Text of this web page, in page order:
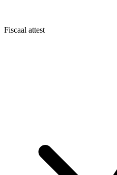
Fiscaal attest